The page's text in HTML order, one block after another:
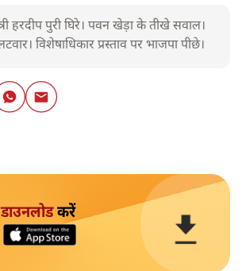
हरदीप पुरी घिरे। पवन खेड़ा के तीखे सवाल।
विशेषाधिकार प्रस्ताव पर भाजपा पीछे।
डाउनलोडकरें